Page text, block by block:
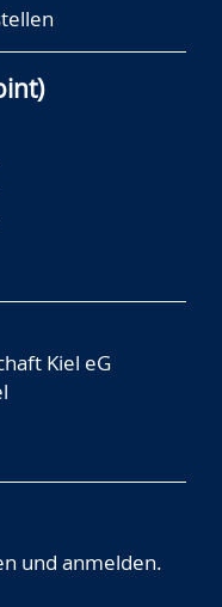
Kiel eG
und anmelden.